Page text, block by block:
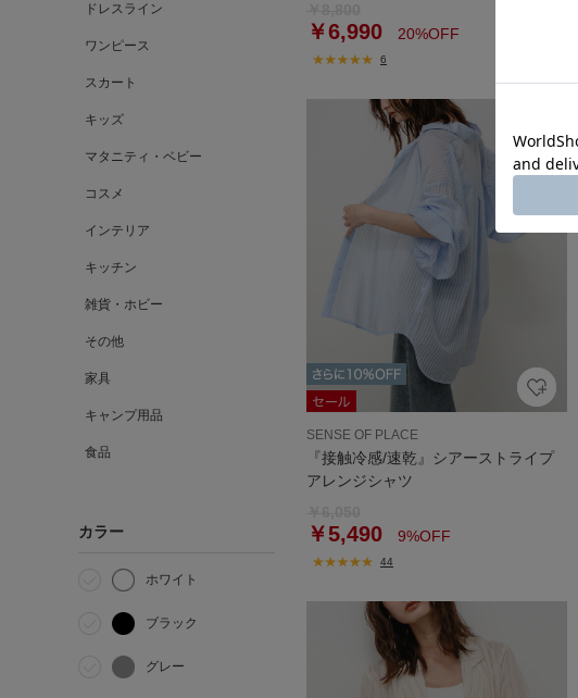
ドレスライン
ワンピース
スカート
キッズ
マタニティ・ベビー
コスメ
インテリア
キッチン
雑貨・ホビー
その他
家具
キャンプ用品
食品
カラー
ホワイト
ブラック
グレー
￥6,990 20%OFF
6
SENSE OF PLACE
『接触冷感/速乾』シアーストライプ
アレンジシャツ
￥5,490 9%OFF
44